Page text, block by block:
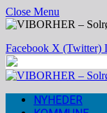
Close Menu
Facebook X (Twitter)
NYHEDER